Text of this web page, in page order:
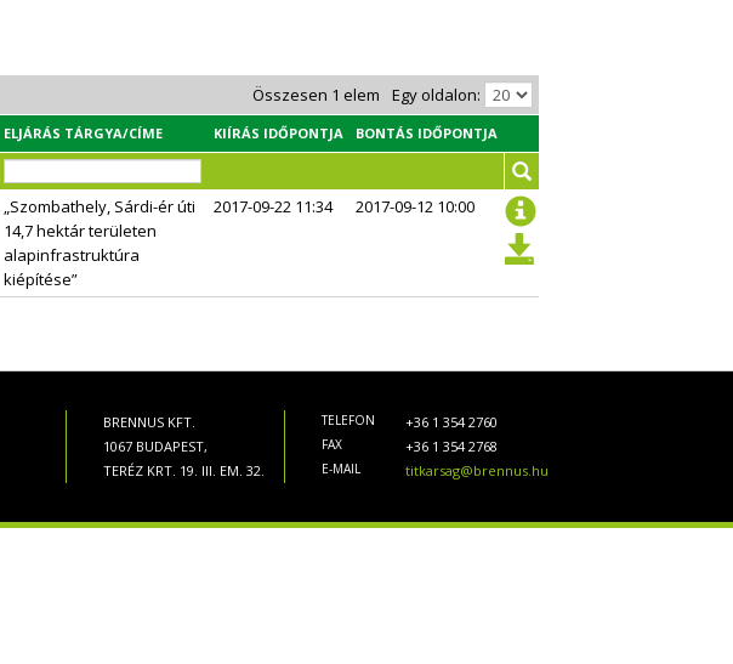
Egy oldalon:
Összesen 1 elem
ELJÁRÁS TÁRGYA/CÍME KIÍRÁS IDŐPONTJA BONTÁS IDŐPONTJA
„Szombathely, Sárdi-ér úti
14,7 hektár területen
alapinfrastruktúra
kiépítése”
2017-09-22 11:34 2017-09-12 10:00
BRENNUS KFT.
1067 BUDAPEST,
TERÉZ KRT. 19. III. EM. 32.
TELEFON +36 1 354 2760
FAX +36 1 354 2768
E-MAIL titkarsag@brennus.hu